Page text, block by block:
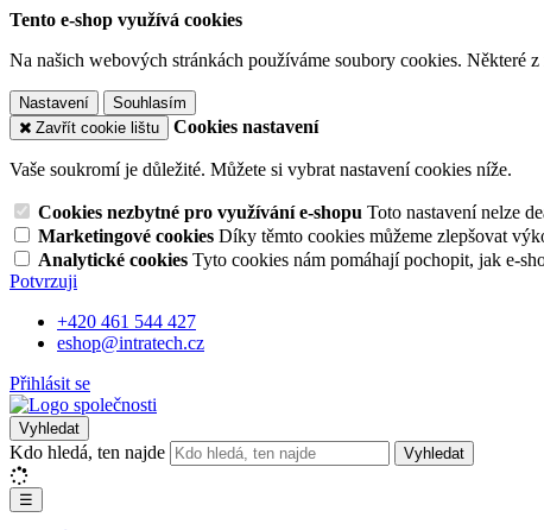
Tento e-shop využívá cookies
Na našich webových stránkách používáme soubory cookies. Některé
Nastavení
Souhlasím
Zavřít cookie lištu
Cookies nastavení
Vaše soukromí je důležité. Můžete si vybrat nastavení cookies níže.
Cookies nezbytné pro využívání e-shopu Toto nastavení nelze
Marketingové cookies Díky těmto cookies můžeme zlepšovat
Analytické cookies Tyto cookies nám pomáhají pochopit, jak e-
Potvrzuji
+420 461 544 427
eshop@intratech.cz
Přihlásit se
Vyhledat
Kdo hledá, ten najde Vyhledat
☰